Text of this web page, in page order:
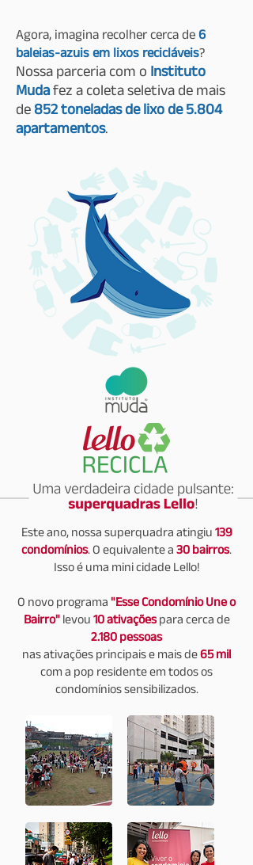
Agora, imagina recolher cerca de 6
baleias-azuis em lixos recicláveis?
Nossa parceria com o Instituto
Mudafez a coleta seletiva de mais
de 852 toneladas de lixo de 5.804
apartamentos.
Este ano, nossa superquadra atingiu 139
condomínios. O equivalente a 30 bairros.
Isso é uma mini cidade Lello!
O novo programa "Esse Condomínio Une o
Bairro" levou 10 ativaçõespara cerca de
2.180 pessoas
nas ativações principais e mais de65 mil
com a pop residente em todos os
condomínios sensibilizados.